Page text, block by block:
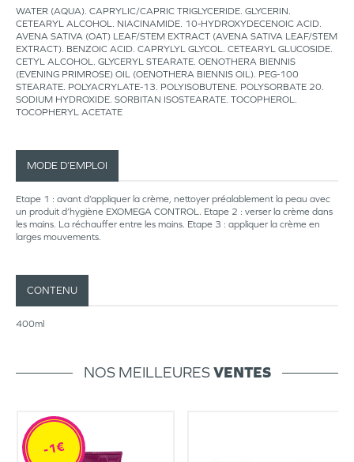
WATER (AQUA). CAPRYLIC/CAPRIC TRIGLYCERIDE. GLYCERIN.
CETEARYL ALCOHOL. NIACINAMIDE. 10-HYDROXYDECENOIC ACID.
AVENA SATIVA (OAT) LEAF/STEM EXTRACT (AVENA SATIVA LEAF/STEM
EXTRACT). BENZOIC ACID. CAPRYLYL GLYCOL. CETEARYL GLUCOSIDE.
CETYL ALCOHOL. GLYCERYL STEARATE. OENOTHERA BIENNIS
(EVENING PRIMROSE) OIL (OENOTHERA BIENNIS OIL). PEG-100
STEARATE. POLYACRYLATE-13. POLYISOBUTENE. POLYSORBATE 20.
SODIUM HYDROXIDE. SORBITAN ISOSTEARATE. TOCOPHEROL.
TOCOPHERYL ACETATE
MODE D’EMPLOI
Etape 1 : avant d’appliquer la crème, nettoyer préalablement la peau avec
un produit d’hygiène EXOMEGA CONTROL. Etape 2 : verser la crème dans
les mains. La réchauffer entre les mains. Etape 3 : appliquer la crème en
larges mouvements.
CONTENU
400ml
NOS MEILLEURESVENTES
-1€